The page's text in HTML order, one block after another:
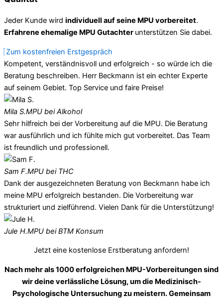
Jeder Kunde wird individuell auf seine MPU vorbereitet.
Erfahrene ehemalige MPU Gutachter unterstützen Sie dabei.
Zum kostenfreien Erstgespräch
Kompetent, verständnisvoll und erfolgreich - so würde ich die
Beratung beschreiben. Herr Beckmann ist ein echter Experte
auf seinem Gebiet. Top Service und faire Preise!
Mila S.MPU bei Alkohol
Sehr hilfreich bei der Vorbereitung auf die MPU. Die Beratung
war ausführlich und ich fühlte mich gut vorbereitet. Das Team
ist freundlich und professionell.
Sam F.MPU bei THC
Dank der ausgezeichneten Beratung von Beckmann habe ich
meine MPU erfolgreich bestanden. Die Vorbereitung war
strukturiert und zielführend. Vielen Dank für die Unterstützung!
Jule H.MPU bei BTM Konsum
Jetzt eine kostenlose Erstberatung anfordern!
Nach mehr als 1000 erfolgreichen MPU-Vorbereitungen sind
wir deine verlässliche Lösung, um die Medizinisch-
Psychologische Untersuchung zu meistern. Gemeinsam